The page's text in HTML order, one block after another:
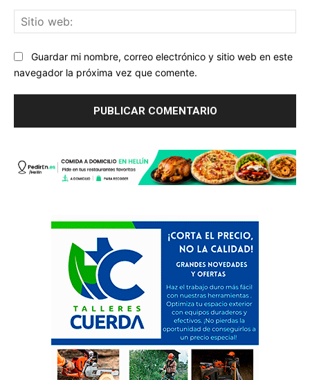
Guardar mi nombre, correo electrónico y sitio web en este
navegador la próxima vez que comente.